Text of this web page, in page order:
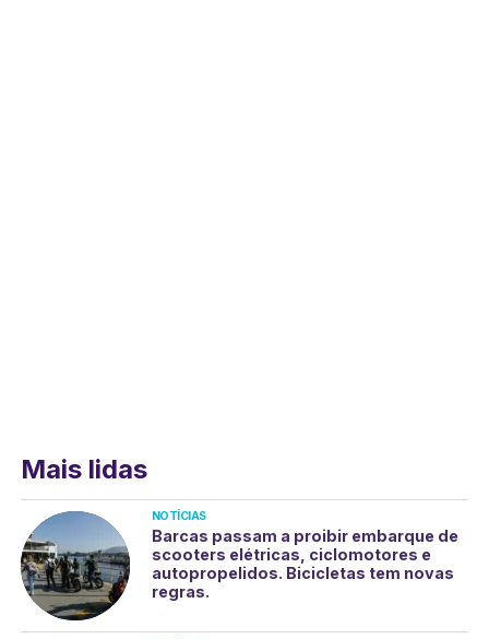
Mais lidas
NOTÍCIAS
Barcas passam a proibir embarque de
scooters elétricas, ciclomotores e
autopropelidos. Bicicletas tem novas
regras.